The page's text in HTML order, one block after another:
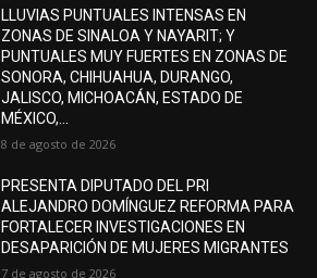
LLUVIAS PUNTUALES INTENSAS EN
ZONAS DE SINALOA Y NAYARIT; Y
PUNTUALES MUY FUERTES EN ZONAS DE
SONORA, CHIHUAHUA, DURANGO,
JALISCO, MICHOACÁN, ESTADO DE
MÉXICO,...
8 de agosto de 2026
PRESENTA DIPUTADO DEL PRI
ALEJANDRO DOMÍNGUEZ REFORMA PARA
FORTALECER INVESTIGACIONES EN
DESAPARICIÓN DE MUJERES MIGRANTES
7 de agosto de 2026